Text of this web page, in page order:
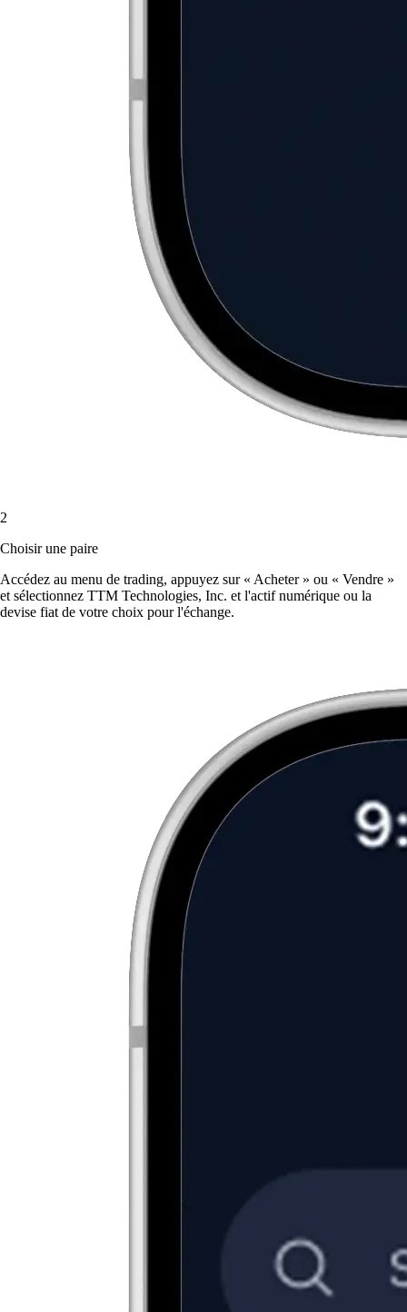
2
Choisir une paire
Accédez au menu de trading, appuyez sur « Acheter » ou « Vendre »
et sélectionnez TTM Technologies, Inc. et l'actif numérique ou la
devise fiat de votre choix pour l'échange.